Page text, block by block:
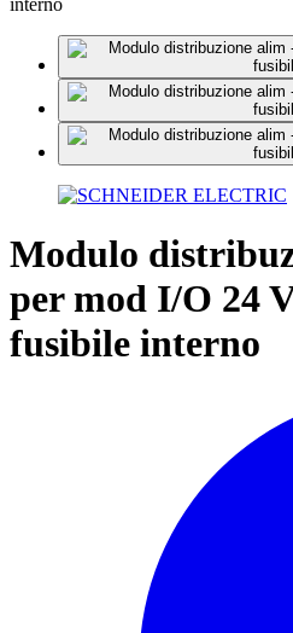
Modulo
per mod I/O 24
fusibile interno